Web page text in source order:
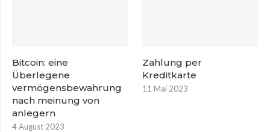
Bitcoin: eine
Überlegene
vermögensbewahrung
nach meinung von
anlegern
4 August 2023
Zahlung per
Kreditkarte
11 Mai 2023